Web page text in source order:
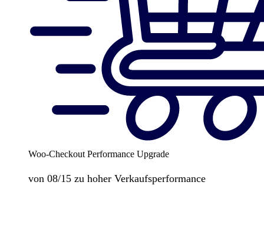
Woo-Checkout Performance Upgrade
von 08/15 zu hoher Verkaufsperformance